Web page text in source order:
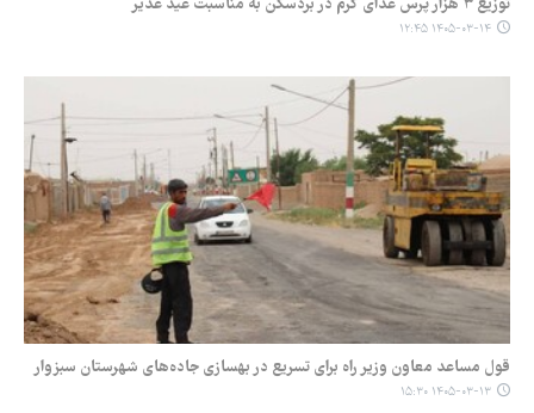
۱۴۰۵-۰۳-۱۴ ۱۲:۴۵
قول مساعد معاون وزیر راه برای تسریع در بهسازی جاده‌های شهرستان سبزوار
۱۴۰۵-۰۳-۱۳ ۱۵:۳۰